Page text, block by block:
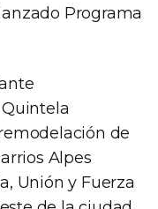
Programa
de
Alpes
Unión y Fuerza